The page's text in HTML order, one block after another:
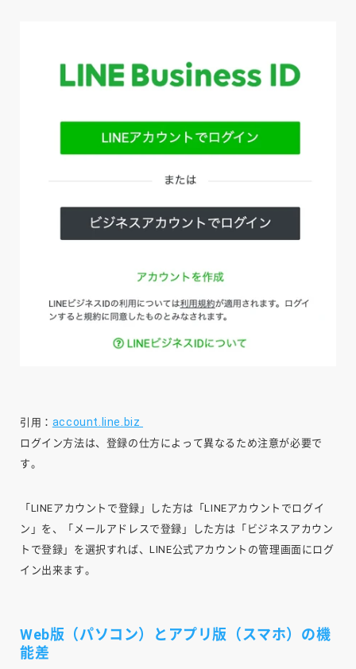
引用： account.line.biz
ログイン方法は、登録の仕方によって異なるため注意が必要で
す。
「LINEアカウントで登録」した方は「LINEアカウントでログイ
ン」を、「メールアドレスで登録」した方は「ビジネスアカウン
トで登録」を選択すれば、LINE公式アカウントの管理画面にログ
イン出来ます。
Web版（パソコン）とアプリ版（スマホ）の機
能差